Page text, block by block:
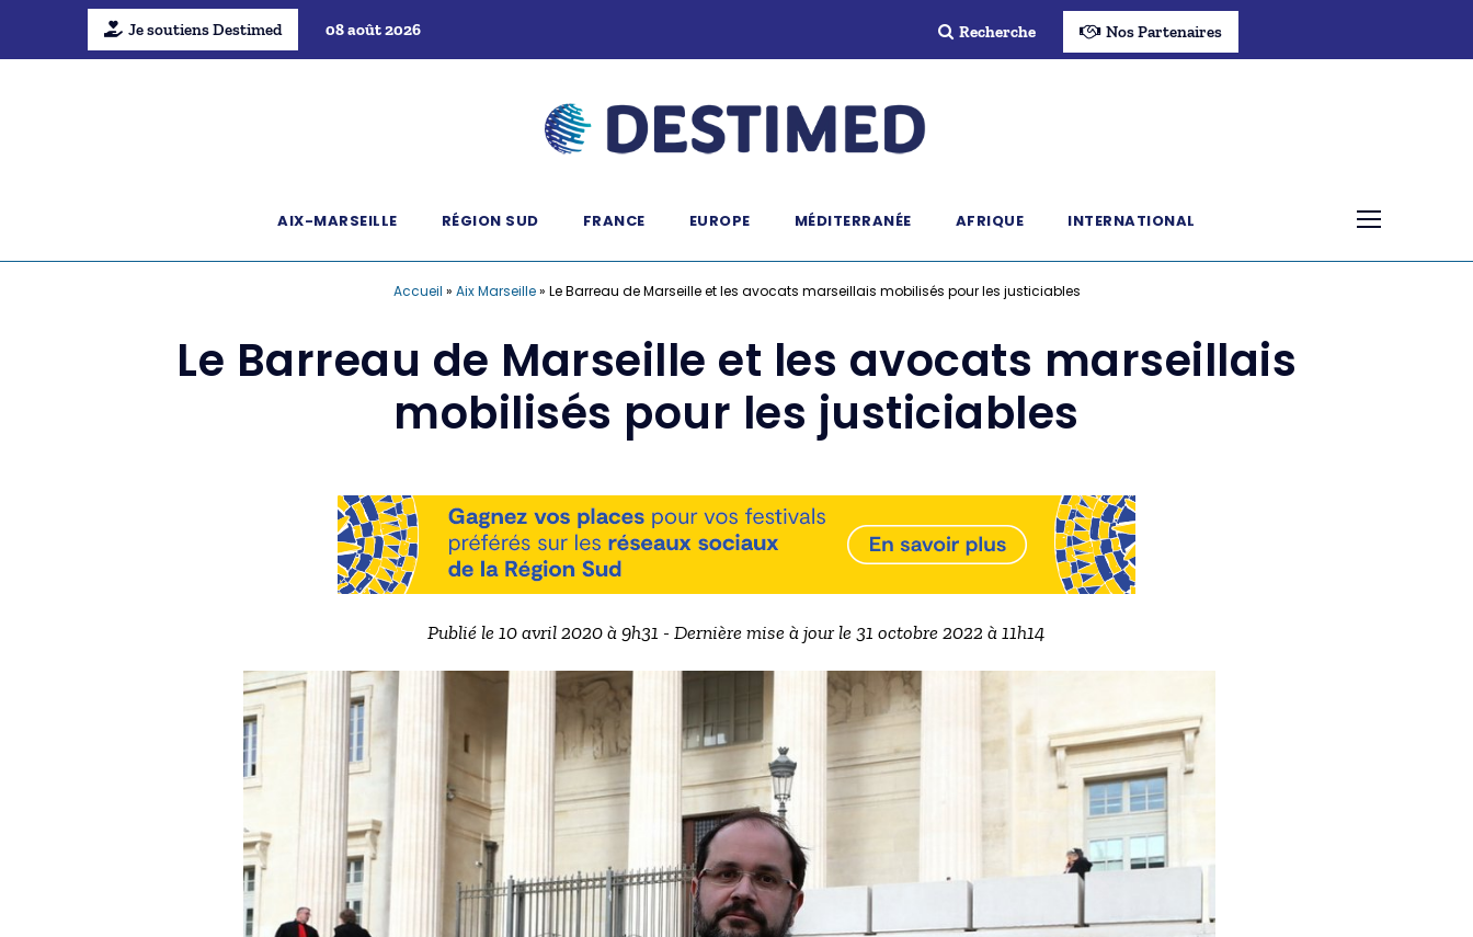
Je soutiens Destimed 08 août 2026 Recherche Nos Partenaires
AIX-MARSEILLE RÉGION SUD FRANCE EUROPE MÉDITERRANÉE AFRIQUE INTERNATIONAL
Accueil » Aix Marseille» Le Barreau de Marseille et les avocats marseillais mobilisés pour les justiciables
Le Barreau de Marseille et les avocats marseillais
mobilisés pour les justiciables
Publié le 10 avril 2020 à 9h31 - Dernière mise à jour le 31 octobre 2022 à 11h14